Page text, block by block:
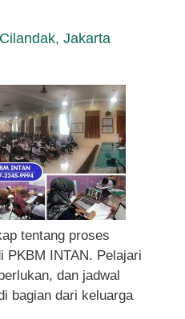
Jakarta
tentang proses
PKBM INTAN. Pelajari
dan jadwal
bagian dari keluarga